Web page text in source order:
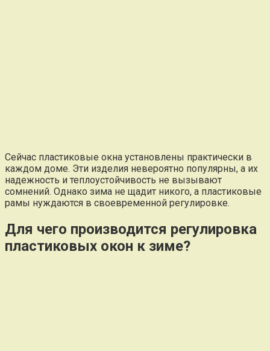
Сейчас пластиковые окна установлены практически в
каждом доме. Эти изделия невероятно популярны, а их
надежность и теплоустойчивость не вызывают
сомнений. Однако зима не щадит никого, а пластиковые
рамы нуждаются в своевременной регулировке.
Для чего производится регулировка
пластиковых окон к зиме?